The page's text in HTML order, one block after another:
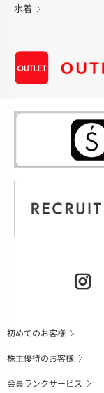
水着
初めてのお客様
株主優待のお客様
会員ランクサービス